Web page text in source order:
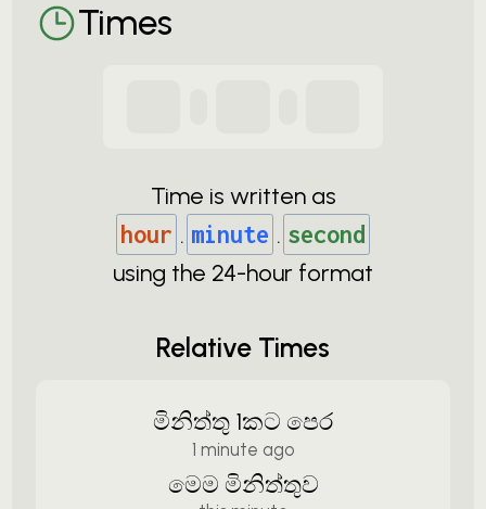
Times
Time is written as
hour . minute . second
using the 24-hour format
Relative Times
මිනිත්තු 1කට පෙර
1 minute ago
මෙම මිනිත්තුව